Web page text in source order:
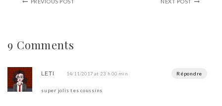
PREVIOUS POST NEXT POST
9 Comments
LETI 14/11/2017 at 23 h 00 min Répondre
super jolis tes coussins